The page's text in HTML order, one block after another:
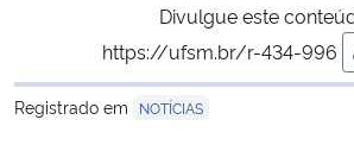
Ministério da Mulher, da Família e dos Direitos
Divulgue este
https://ufsm.br/r-434-996
Registrado em
NOTÍCIAS